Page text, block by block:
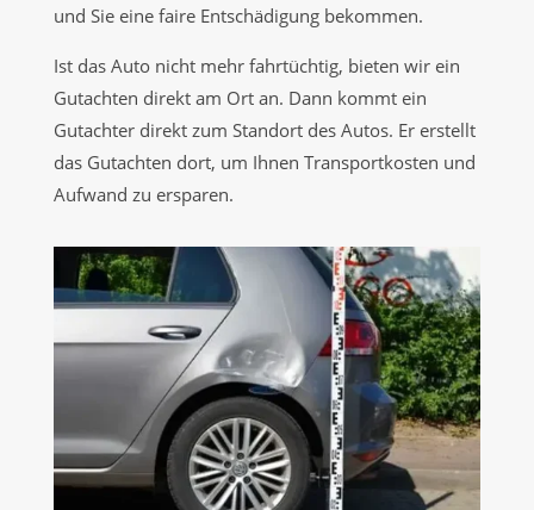
und Sie eine faire Entschädigung bekommen.
Ist das Auto nicht mehr fahrtüchtig, bieten wir ein
Gutachten direkt am Ort an. Dann kommt ein
Gutachter direkt zum Standort des Autos. Er erstellt
das Gutachten dort, um Ihnen Transportkosten und
Aufwand zu ersparen.